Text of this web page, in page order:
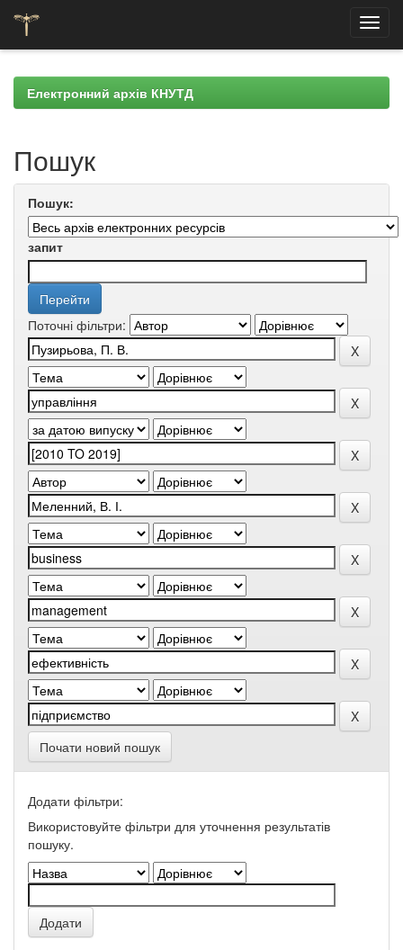
navigationЕлектронний архів КНУТД
Пошук
Пошук:
запит
Поточні фільтри:
Почати новий пошук
Додати фільтри:
Використовуйте фільтри для уточнення результатів
пошуку.